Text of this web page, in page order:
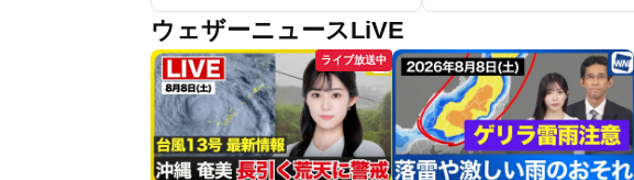
ウェザーニュースLiVE
ライブ放送中